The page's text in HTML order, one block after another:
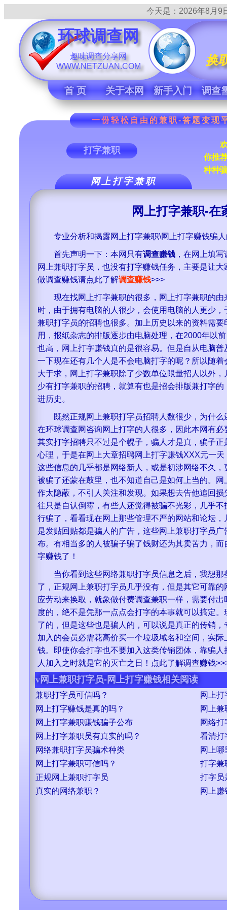
今天是： 2026年8月9
环球调查网
趣味调查分享网
WWW.NETZUAN.COM
换
首 页 关于本网 新手入门 调查
一份轻松自由的兼职-答题变现
打字兼职
网上打字兼职
欢迎
你推
种种
网上打字兼职-在
专业分析和揭露网上打字兼职\网上打字赚钱骗人
首先声明一下：本网只有调查赚钱 ，在网上填
网上兼职打字员，也没有打字赚钱任务，主要是让
做调查赚钱请点此了解调查赚钱>>>
现在找网上打字兼职的很多，网上打字兼职的由
时，由于拥有电脑的人很少，会使用电脑的人更少
兼职打字员的招聘也很多。加上历史以来的资料需
用，报纸杂志的排版逐步由电脑处理，在2000年以
也高，网上打字赚钱真的是很容易。但是自从电脑
一下现在还有几个人是不会电脑打字的呢？所以随
大于求，网上打字兼职除了少数单位限量招人以外
少有打字兼职的招聘，就算有也是招会排版兼打字
进历史。
既然正规网上兼职打字员招聘人数很少，为什么
在环球调查网咨询网上打字的人很多，因此本网有
其实打字招聘只不过是个幌子，骗人才是真，骗子
心理，于是在网上大章招聘网上打字赚钱XXX元一
这些信息的几乎都是网络新人，或是初涉网络不久
被骗了还蒙在鼓里，也不知道自己是如何上当的。
作太隐蔽，不引人关注和发现。如果想去告他追回
往只是自认倒霉，有些人还觉得被骗不光彩，几乎
行骗了，看看现在网上那些管理不严的网站和论坛
是发贴回贴都是骗人的广告，这些网上兼职打字员
布。有相当多的人被骗子骗了钱财还为其卖苦力，
字赚钱了！
当你看到这些网络兼职打字员信息之后，我想那
了，正规网上兼职打字员几乎没有，但是其它可靠
应劳动来换取，就象做付费调查兼职一样，需要付
度的，绝不是凭那一点点会打字的本事就可以搞定
了的，但是这些也是骗人的，可以说是真正的传销
加入的会员必需花高价买一个垃圾域名和空间，实
钱。即使你会打字也不要加入这类传销团体，靠骗
人加入之时就是它的灭亡之日！点此了解调查赚钱
v网上兼职打字员-网上打字赚钱相关阅读
兼职打字员可信吗？
网上
网上打字赚钱是真的吗？
网上
网上打字兼职赚钱骗子公布
网络
网上打字兼职员有真实的吗？
看清打
网络兼职打字员骗术种类
网上哪
网上打字兼职可信吗？
打字兼
正规网上兼职打字员
打字员
真实的网络兼职？
网上赚